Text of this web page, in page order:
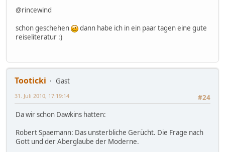
@rincewind
schon geschehen
dann habe ich in ein paar tagen eine gute
reiseliteratur :)
Tooticki
Gast
#24
31. Juli 2010, 17:19:14
Da wir schon Dawkins hatten:
Robert Spaemann: Das unsterbliche Gerücht. Die Frage nach
Gott und der Aberglaube der Moderne.